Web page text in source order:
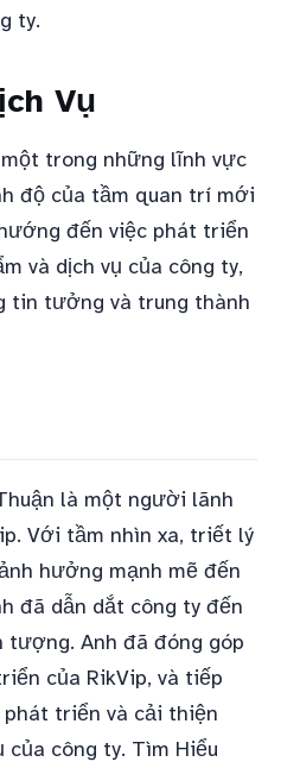
ty.
Vụ
trong những lĩnh vực
độ của tầm quan trí mới
đến việc phát triển
và dịch vụ của công ty,
tin tưởng và trung thành
là một người lãnh
Với tầm nhìn xa, triết lý
hưởng mạnh mẽ đến
đã dẫn dắt công ty đến
Anh đã đóng góp
của RikVip, và tiếp
triển và cải thiện
của công ty. Tìm Hiểu